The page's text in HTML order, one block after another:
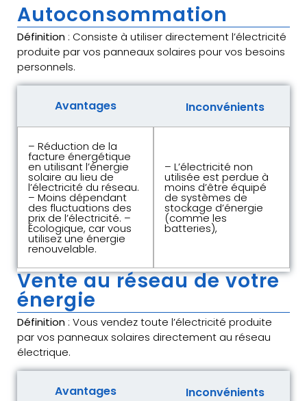
Autoconsommation
Définition : Consiste à utiliser directement l’électricité
produite par vos panneaux solaires pour vos besoins
personnels.
Avantages Inconvénients
– Réduction de la
facture énergétique
en utilisant l’énergie
solaire au lieu de
l’électricité du réseau.
– Moins dépendant
des fluctuations des
prix de l’électricité. –
Écologique, car vous
utilisez une énergie
renouvelable.
– L’électricité non
utilisée est perdue à
moins d’être équipé
de systèmes de
stockage d’énergie
(comme les
batteries),
Vente au réseau de votre
énergie
Définition : Vous vendez toute l’électricité produite
par vos panneaux solaires directement au réseau
électrique.
Avantages Inconvénients